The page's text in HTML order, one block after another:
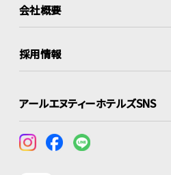
会社概要
採用情報
アールエヌティーホテルズSNS